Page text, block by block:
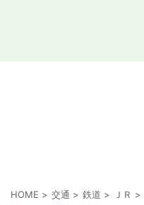
HOME > 交通 > 鉄道 > ＪＲ >